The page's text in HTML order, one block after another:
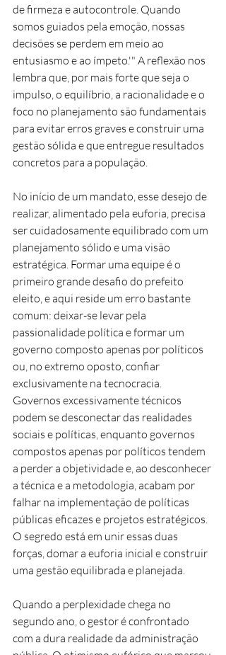
de firmeza e autocontrole. Quando
somos guiados pela emoção, nossas
decisões se perdem em meio ao
entusiasmo e ao ímpeto.'" A reflexão nos
lembra que, por mais forte que seja o
impulso, o equilíbrio, a racionalidade e o
foco no planejamento são fundamentais
para evitar erros graves e construir uma
gestão sólida e que entregue resultados
concretos para a população.
No início de um mandato, esse desejo de
realizar, alimentado pela euforia, precisa
ser cuidadosamente equilibrado com um
planejamento sólido e uma visão
estratégica. Formar uma equipe é o
primeiro grande desafio do prefeito
eleito, e aqui reside um erro bastante
comum: deixar-se levar pela
passionalidade política e formar um
governo composto apenas por políticos
ou, no extremo oposto, confiar
exclusivamente na tecnocracia.
Governos excessivamente técnicos
podem se desconectar das realidades
sociais e políticas, enquanto governos
compostos apenas por políticos tendem
a perder a objetividade e, ao desconhecer
a técnica e a metodologia, acabam por
falhar na implementação de políticas
públicas eficazes e projetos estratégicos.
O segredo está em unir essas duas
forças, domar a euforia inicial e construir
uma gestão equilibrada e planejada.
Quando a perplexidade chega no
segundo ano, o gestor é confrontado
com a dura realidade da administração